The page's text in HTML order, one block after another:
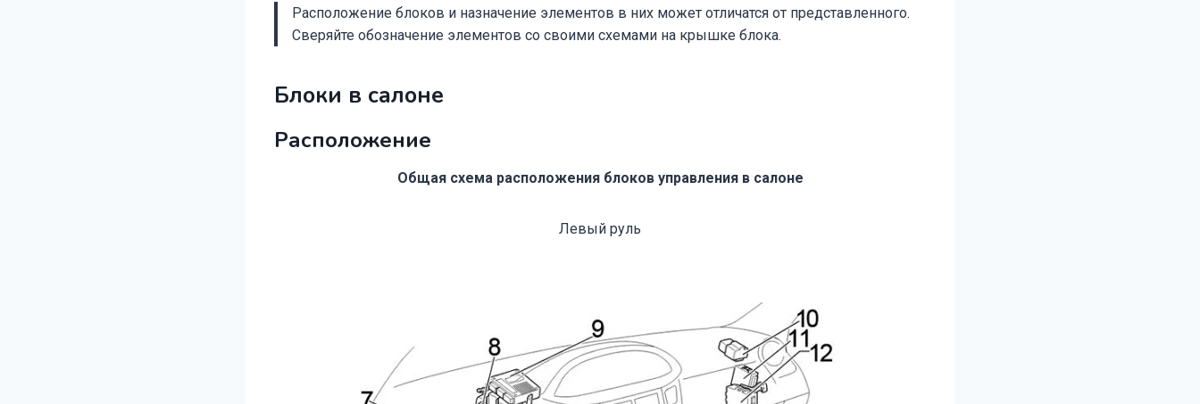
Расположение блоков и назначение элементов в них может отличатся от представленного.
Сверяйте обозначение элементов со своими схемами на крышке блока.
Блоки в салоне
Расположение
Общая схема расположения блоков управления в салоне
Левый руль